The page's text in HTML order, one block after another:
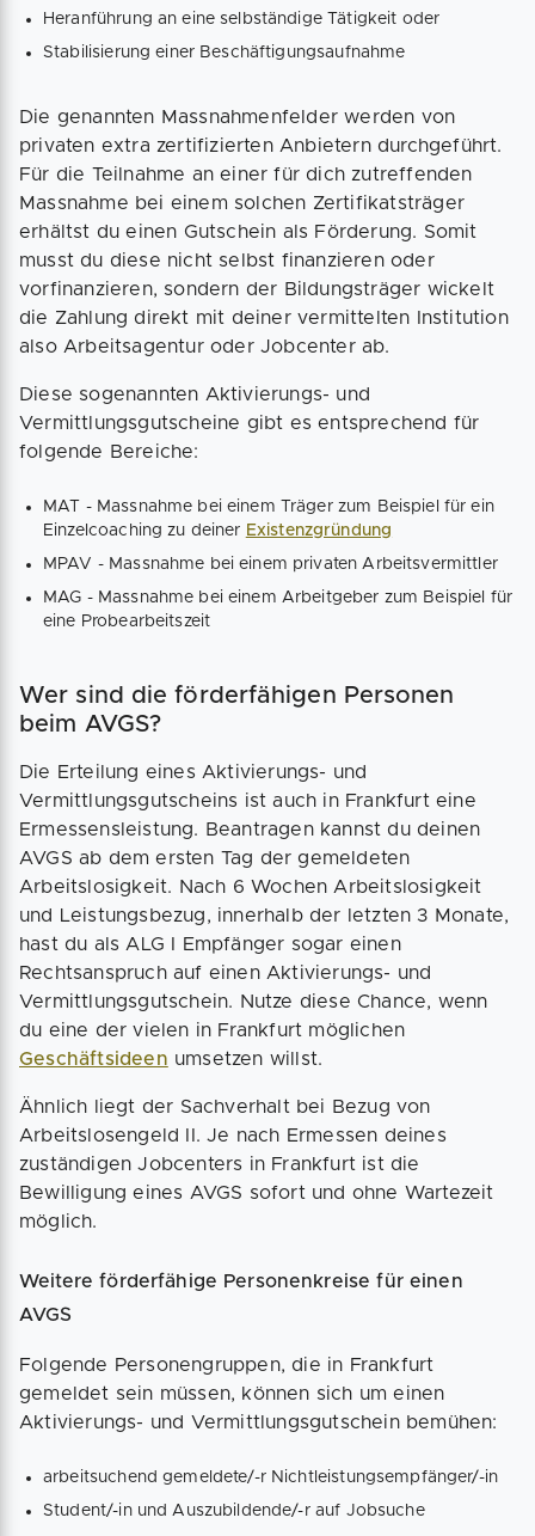
Heranführung an eine selbständige Tätigkeit oder
Stabilisierung einer Beschäftigungsaufnahme
Die genannten Massnahmenfelder werden von
privaten extra zertifizierten Anbietern durchgeführt.
Für die Teilnahme an einer für dich zutreffenden
Massnahme bei einem solchen Zertifikatsträger
erhältst du einen Gutschein als Förderung. Somit
musst du diese nicht selbst finanzieren oder
vorfinanzieren, sondern der Bildungsträger wickelt
die Zahlung direkt mit deiner vermittelten Institution
also Arbeitsagentur oder Jobcenter ab.
Diese sogenannten Aktivierungs- und
Vermittlungsgutscheine gibt es entsprechend für
folgende Bereiche:
MAT - Massnahme bei einem Träger zum Beispiel für ein
Einzelcoaching zu deiner Existenzgründung
MPAV - Massnahme bei einem privaten Arbeitsvermittler
MAG - Massnahme bei einem Arbeitgeber zum Beispiel für
eine Probearbeitszeit
Wer sind die förderfähigen Personen
beim AVGS?
Die Erteilung eines Aktivierungs- und
Vermittlungsgutscheins ist auch in Frankfurt eine
Ermessensleistung. Beantragen kannst du deinen
AVGS ab dem ersten Tag der gemeldeten
Arbeitslosigkeit. Nach 6 Wochen Arbeitslosigkeit
und Leistungsbezug, innerhalb der letzten 3 Monate,
hast du als ALG I Empfänger sogar einen
Rechtsanspruch auf einen Aktivierungs- und
Vermittlungsgutschein. Nutze diese Chance, wenn
du eine der vielen in Frankfurt möglichen
Geschäftsideen umsetzen willst.
Ähnlich liegt der Sachverhalt bei Bezug von
Arbeitslosengeld II. Je nach Ermessen deines
zuständigen Jobcenters in Frankfurt ist die
Bewilligung eines AVGS sofort und ohne Wartezeit
möglich.
Weitere förderfähige Personenkreise für einen
AVGS
Folgende Personengruppen, die in Frankfurt
gemeldet sein müssen, können sich um einen
Aktivierungs- und Vermittlungsgutschein bemühen:
arbeitsuchend gemeldete/-r Nichtleistungsempfänger/-in
Student/-in und Auszubildende/-r auf Jobsuche